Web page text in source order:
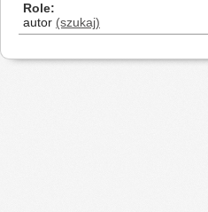
Role
autor (szukaj)